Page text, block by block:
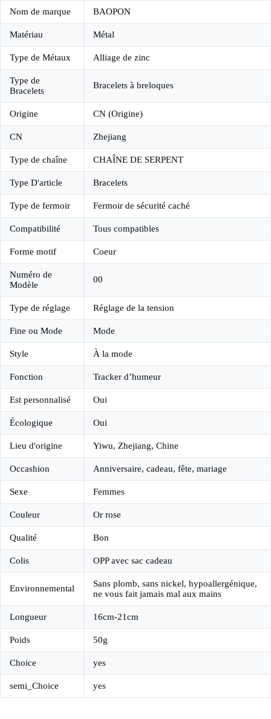
Nom de marque BAOPON
Matériau Métal
Type de Métaux Alliage de zinc
Type de
Bracelets
Bracelets à breloques
Origine CN (Origine)
CN Zhejiang
Type de chaîne CHAÎNE DE SERPENT
Type D'article Bracelets
Type de fermoir Fermoir de sécurité caché
Compatibilité Tous compatibles
Forme motif Coeur
Numéro de
Modèle
00
Type de réglage Réglage de la tension
Fine ou Mode Mode
Style À la mode
Fonction Tracker d’humeur
Est personnalisé Oui
Écologique Oui
Lieu d'origine Yiwu, Zhejiang, Chine
Occashion Anniversaire, cadeau, fête, mariage
Sexe Femmes
Couleur Or rose
Qualité Bon
Colis OPP avec sac cadeau
Environnemental
Sans plomb, sans nickel, hypoallergénique,
ne vous fait jamais mal aux mains
Longueur 16cm-21cm
Poids 50g
Choice yes
semi_Choice yes